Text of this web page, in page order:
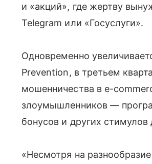
и «акций», где жертву
Telegram или «Госуслуги».
Одновременно
Prevention, в третьем
мошенничества в e-
злоумышленников —
бонусов и других
«Несмотря на